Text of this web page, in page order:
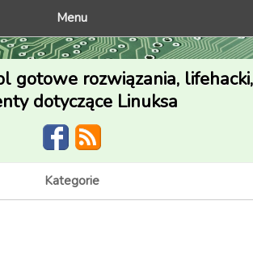
Menu
gotowe rozwiązania, lifehacki,
dotyczące Linuksa
Kategorie